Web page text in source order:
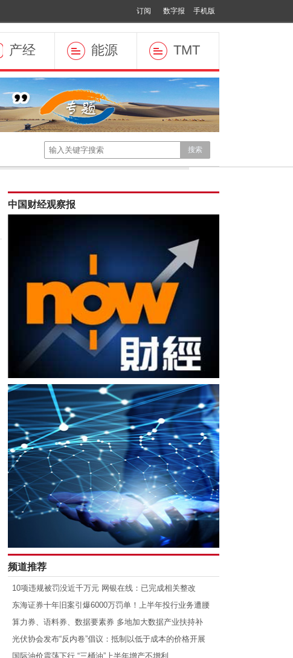
手机版
数字报
订阅
产经 能源 TMT